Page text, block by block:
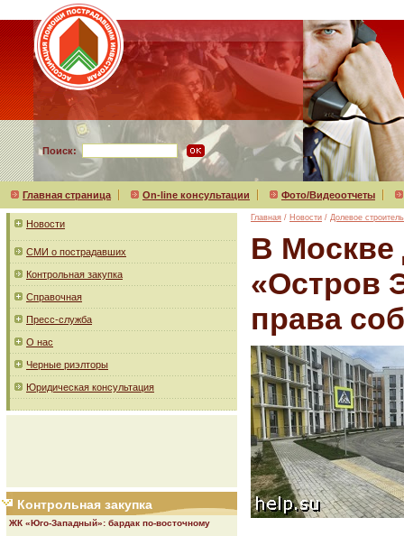
Поиск:
Главная страница On-line консультации Фото/Видеоотчеты
Новости
СМИ о пострадавших
Контрольная закупка
Справочная
Пресс-служба
О нас
Черные риэлторы
Юридическая консультация
Контрольная закупка
ЖК «Юго-Западный»: бардак по-восточному
Главная / Новости / Долевое
В Москве
«Остров
права